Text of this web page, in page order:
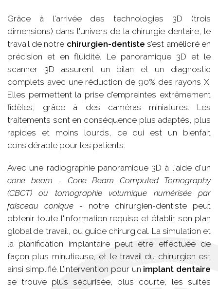
Grâce à l'arrivée des technologies 3D (trois
dimensions) dans l'univers de la chirurgie dentaire, le
travail de notre chirurgien-dentiste s’est amélioré en
précision et en fluidité. Le panoramique 3D et le
scanner 3D assurent un bilan et un diagnostic
complets avec une réduction de 90% des rayons X.
Elles permettent la prise d'empreintes extrêmement
fidèles, grâce à des caméras miniatures. Les
traitements sont en conséquence plus adaptés, plus
rapides et moins lourds, ce qui est un bienfait
considérable pour les patients.
Avec une radiographie panoramique 3D à l'aide d'un
cone beam - Cone Beam Computed Tomography
(CBCT) ou tomographie volumique numérisée par
faisceau conique - notre chirurgien-dentiste peut
obtenir toute l'information requise et établir son plan
global de travail, ou guide chirurgical. La simulation et
la planification implantaire peut être effectuée de
façon plus minutieuse, et le travail du chirurgien est
ainsi simplifié. L’intervention pour un implant dentaire
se trouve plus sécurisée, plus courte, les suites